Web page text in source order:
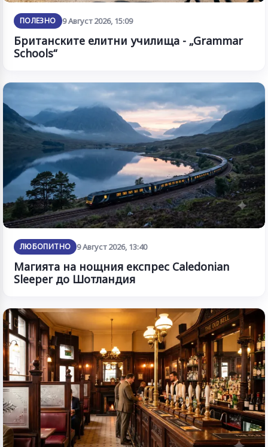
ПОЛЕЗНО 9 Август 2026, 15:09
Британските елитни училища - „Grammar
Schools“
ЛЮБОПИТНО 9 Август 2026, 13:40
Магията на нощния експрес Caledonian
Sleeper до Шотландия